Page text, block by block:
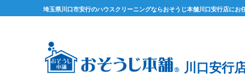
埼玉県川口市安行のハウスクリーニングならおそうじ本舗川口安行店にお
川口安行